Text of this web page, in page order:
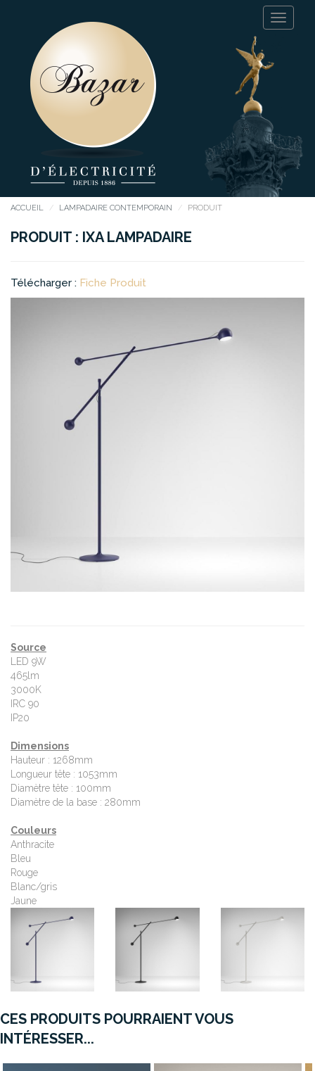
ACCUEIL LAMPADAIRE CONTEMPORAIN PRODUIT
PRODUIT : IXA LAMPADAIRE
Télécharger : Fiche Produit
Source
LED 9W
465lm
3000K
IRC 90
IP20
Dimensions
Hauteur : 1268mm
Longueur tête : 1053mm
Diamètre tête : 100mm
Diamètre de la base : 280mm
Couleurs
Anthracite
Bleu
Rouge
Blanc/gris
Jaune
CES PRODUITS POURRAIENT VOUS
INTÉRESSER...